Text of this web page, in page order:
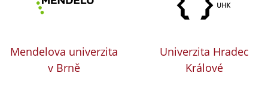
Mendelova univerzita
v Brně
Univerzita Hradec
Králové